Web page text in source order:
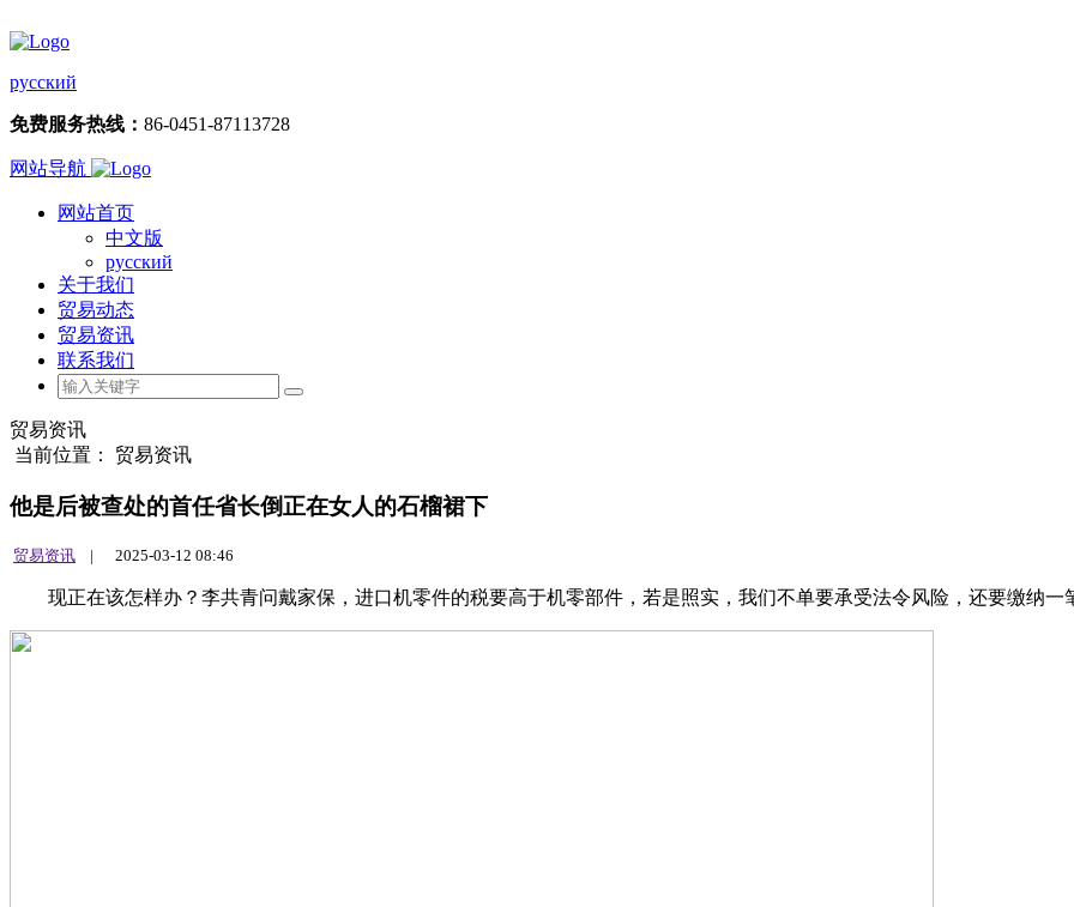
русский
免费服务热线： 86-0451-87113728
网站导航
网站首页
中文版
русский
关于我们
贸易动态
贸易资讯
联系我们
贸易资讯
当前位置： 贸易资讯
他是后被查处的首任省长倒正在女人的石榴裙下
贸易资讯 | 2025-03-12 08:46
现正在该怎样办？李共青问戴家保，进口机零件的税要高于机零部件，若是照实，我们不单要承受法令风险，还要缴纳一